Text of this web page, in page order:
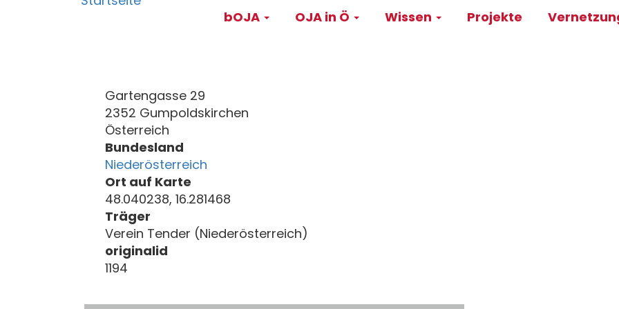
Main
bOJA OJA in Ö Wissen Projekte
Gartengasse 29
2352 Gumpoldskirchen
Österreich
Bundesland
Niederösterreich
Ort auf Karte
48.040238, 16.281468
Träger
Verein Tender (Niederösterreich)
originalid
1194